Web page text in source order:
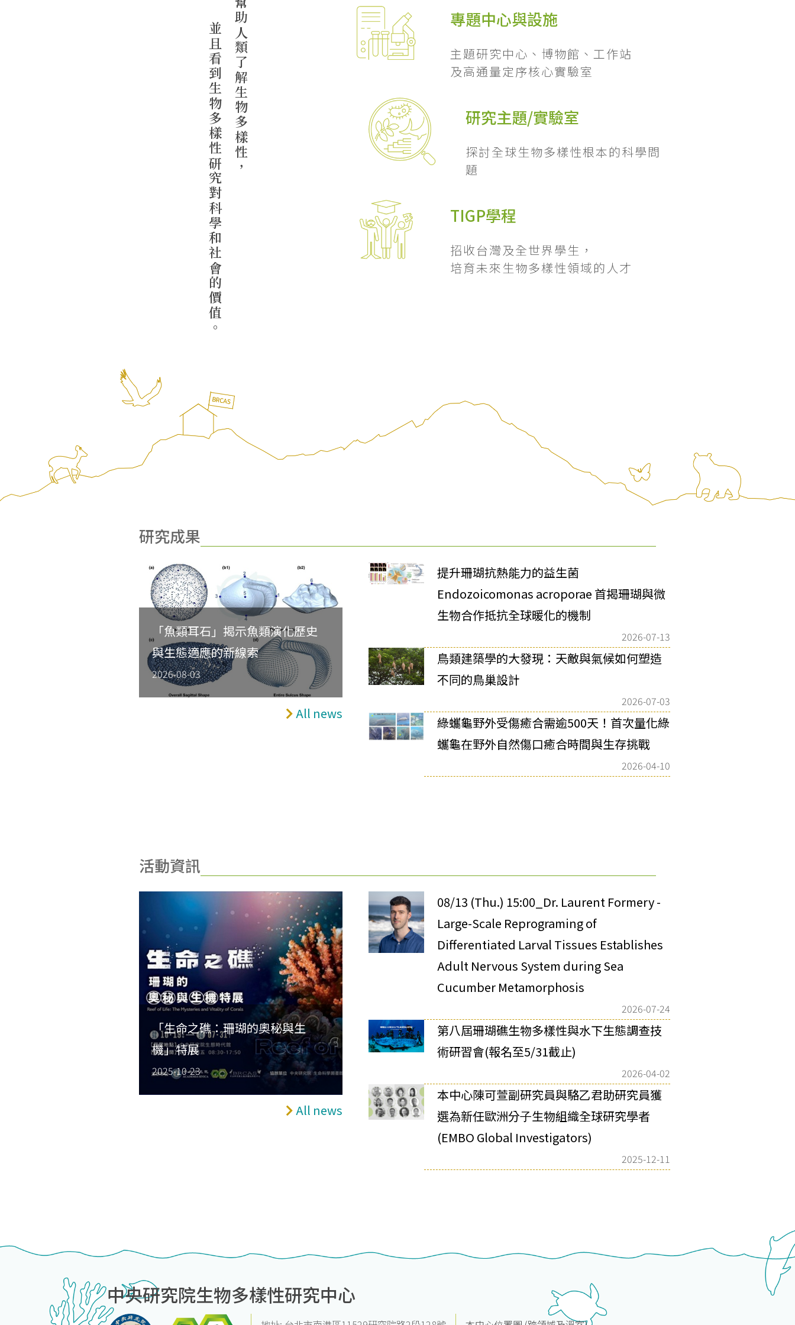
幫助人類了解生物多樣性，
並且看到生物多樣性研究對科學和社會的價值。
專題中心與設施
主題研究中心、博物館、工作站
及高通量定序核心實驗室
研究主題/實驗室
探討全球生物多樣性根本的科學問
題
TIGP學程
招收台灣及全世界學生，
培育未來生物多樣性領域的人才
研究成果
「魚類耳石」揭示魚類演化歷史
與生態適應的新線索
2026-08-03
All news
提升珊瑚抗熱能力的益生菌
Endozoicomonas acroporae 首揭珊瑚與微
生物合作抵抗全球暖化的機制
2026-07-13
鳥類建築學的大發現：天敵與氣候如何塑造
不同的鳥巢設計
2026-07-03
綠蠵龜野外受傷癒合需逾500天！首次量化綠
蠵龜在野外自然傷口癒合時間與生存挑戰
2026-04-10
活動資訊
「生命之礁：珊瑚的奧秘與生
機」特展
2025-10-23
All news
08/13 (Thu.) 15:00_Dr. Laurent Formery -
Large-Scale Reprograming of
Differentiated Larval Tissues Establishes
Adult Nervous System during Sea
Cucumber Metamorphosis
2026-07-24
第八屆珊瑚礁生物多樣性與水下生態調查技
術研習會(報名至5/31截止)
2026-04-02
本中⼼陳可萱副研究員與駱⼄君助研究員獲
選為新任歐洲分⼦⽣物組織全球研究學者
(EMBO Global Investigators)
2025-12-11
中央研究院生物多樣性研究中心